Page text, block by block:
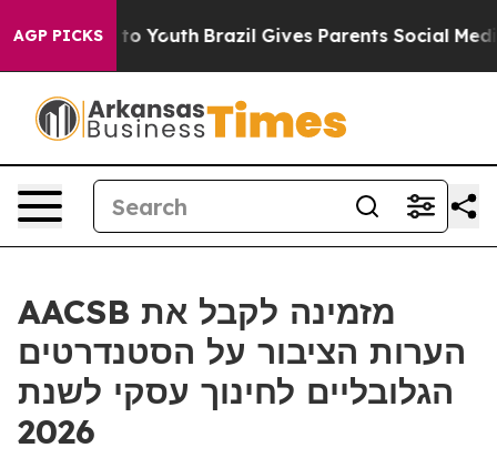
AGP PICKS
Harms to Youth Brazil Gives Parents Social Media
AACSB מזמינה לקבל את
הערות הציבור על הסטנדרטים
הגלובליים לחינוך עסקי לשנת
2026